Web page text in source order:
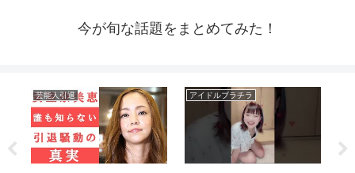
今が旬な話題をまとめてみた！
芸能人引退 アイドルブラチラ